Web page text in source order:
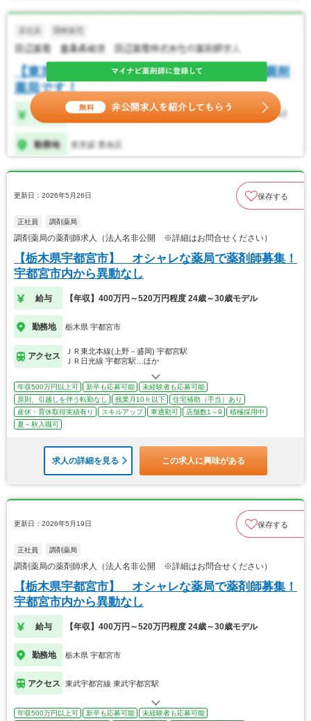
更新日：2026年5月26日 保存する
正社員 調剤薬局
調剤薬局の薬剤師求人（法人名非公開 ※詳細はお問合せください）
【栃木県宇都宮市】 オシャレな薬局で薬剤師募集！
宇都宮市内から異動なし
給与 【年収】400万円～520万円程度 24歳～30歳モデル
勤務地 栃木県 宇都宮市
アクセス
ＪＲ東北本線(上野－盛岡) 宇都宮駅
ＪＲ日光線 宇都宮駅…ほか
年収500万円以上可 新卒も応募可能
未経験者も応募可能
原則、引越しを伴う転勤なし
残業月10ｈ以下
住宅補助（手当）あり
産休・育休取得実績有り
スキルアップ 車通勤可 店舗数1～9
積極採用中
夏～秋入職可
求人の詳細を見る この求人に興味がある
更新日：2026年5月19日 保存する
正社員 調剤薬局
調剤薬局の薬剤師求人（法人名非公開 ※詳細はお問合せください）
【栃木県宇都宮市】 オシャレな薬局で薬剤師募集！
宇都宮市内から異動なし
給与 【年収】400万円～520万円程度 24歳～30歳モデル
勤務地 栃木県 宇都宮市
アクセス 東武宇都宮線 東武宇都宮駅
年収500万円以上可 新卒も応募可能
未経験者も応募可能